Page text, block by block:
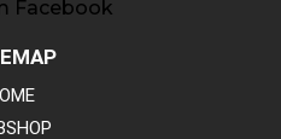
Facebook